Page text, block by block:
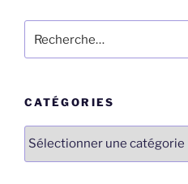
pour
CATÉGORIES
Catégories